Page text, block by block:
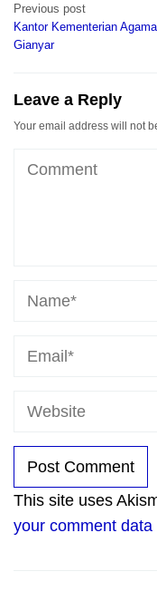
Post
navigation
Previous post
Kantor Kementerian
Gianyar
Leave a Reply
Your email address will not
This site uses
your comment